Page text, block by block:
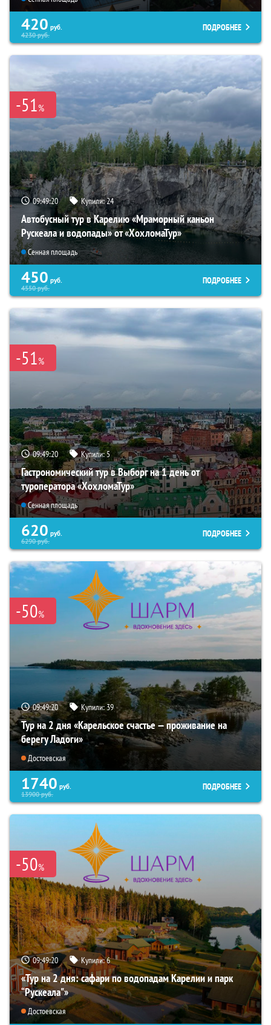
420 руб.
4230руб.
ПОДРОБНЕЕ
-51%
09:49:18 Купили:24
Автобусный тур в Карелию «Мраморный каньон
Рускеала и водопады» от «ХохломаТур»
Сенная площадь
450 руб.
4550руб.
ПОДРОБНЕЕ
-51%
09:49:18 Купили:5
Гастрономический тур в Выборг на 1 день от
туроператора «ХохломаТур»
Сенная площадь
620 руб.
6290руб.
ПОДРОБНЕЕ
-50%
09:49:18 Купили:39
Тур на 2 дня «Карельское счастье — проживание на
берегу Ладоги»
Достоевская
1740 руб.
13900руб.
ПОДРОБНЕЕ
-50%
09:49:18 Купили:6
«Тур на 2 дня: сафари по водопадам Карелии и парк
“Рускеала"»
Достоевская